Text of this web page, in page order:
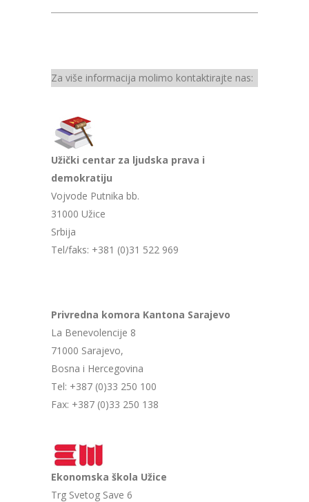
Za više informacija molimo kontaktirajte nas:
Užički centar za ljudska prava i
demokratiju
Vojvode Putnika bb.
31000 Užice
Srbija
Tel/faks: +381 (0)31 522 969
Privredna komora Kantona Sarajevo
La Benevolencije 8
71000 Sarajevo,
Bosna i Hercegovina
Tel: +387 (0)33 250 100
Fax: +387 (0)33 250 138
Ekonomska škola Užice
Trg Svetog Save 6